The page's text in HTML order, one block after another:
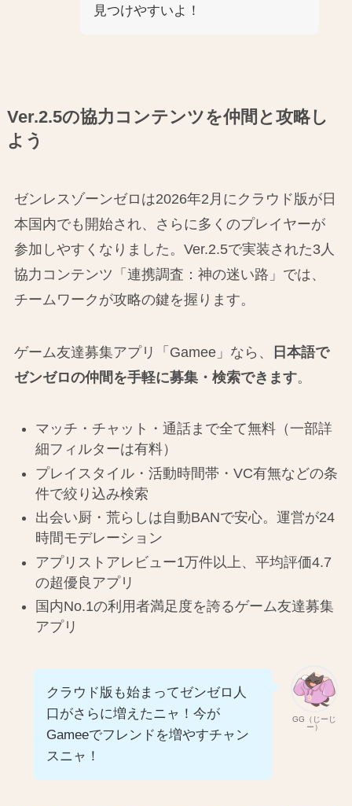
見つけやすいよ！
Ver.2.5の協力コンテンツを仲間と攻略し
よう
ゼンレスゾーンゼロは2026年2月にクラウド版が日
本国内でも開始され、さらに多くのプレイヤーが
参加しやすくなりました。Ver.2.5で実装された3人
協力コンテンツ「連携調査：神の迷い路」では、
チームワークが攻略の鍵を握ります。
ゲーム友達募集アプリ「Gamee」なら、
日本語で
ゼンゼロの仲間を手軽に募集・検索できます。
マッチ・チャット・通話まで全て無料（一部詳
細フィルターは有料）
プレイスタイル・活動時間帯・VC有無などの条
件で絞り込み検索
出会い厨・荒らしは自動BANで安心。運営が24
時間モデレーション
アプリストアレビュー1万件以上、平均評価4.7
の超優良アプリ
国内No.1の利用者満足度を誇るゲーム友達募集
アプリ
GG（じーじ
ー）
クラウド版も始まってゼンゼロ人
口がさらに増えたニャ！今が
Gameeでフレンドを増やすチャン
スニャ！